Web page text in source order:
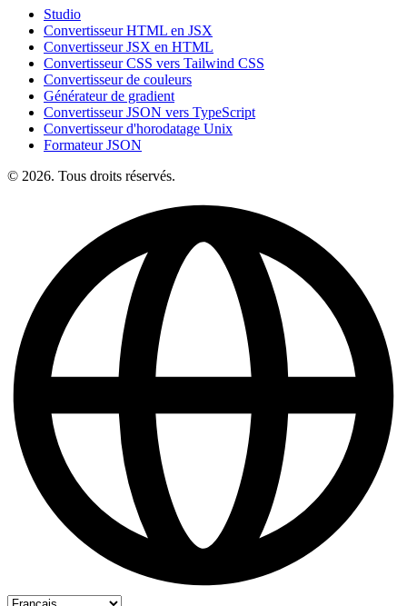
Studio
Convertisseur HTML en JSX
Convertisseur JSX en HTML
Convertisseur CSS vers Tailwind CSS
Convertisseur de couleurs
Générateur de gradient
Convertisseur JSON vers TypeScript
Convertisseur d'horodatage Unix
Formateur JSON
© 2026. Tous droits réservés.